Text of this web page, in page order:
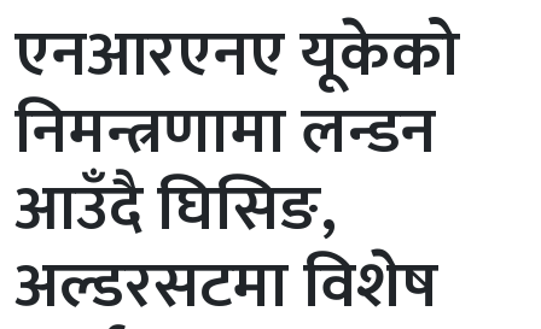
एनआरएनए यूकेको
निमन्त्रणामा लन्डन
आउँदै घिसिङ,
अल्डरसटमा विशेष